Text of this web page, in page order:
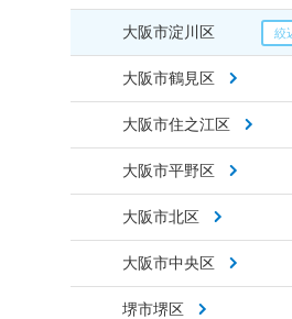
大阪市淀川区
大阪市鶴見区
大阪市住之江区
大阪市平野区
大阪市北区
大阪市中央区
堺市堺区